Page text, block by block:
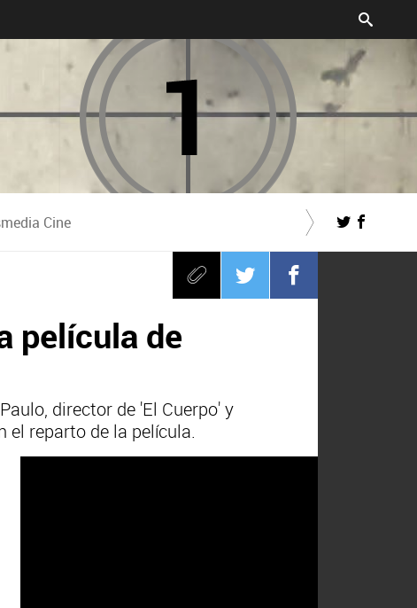
Cine
película de
director de 'El Cuerpo' y
el reparto de la película.